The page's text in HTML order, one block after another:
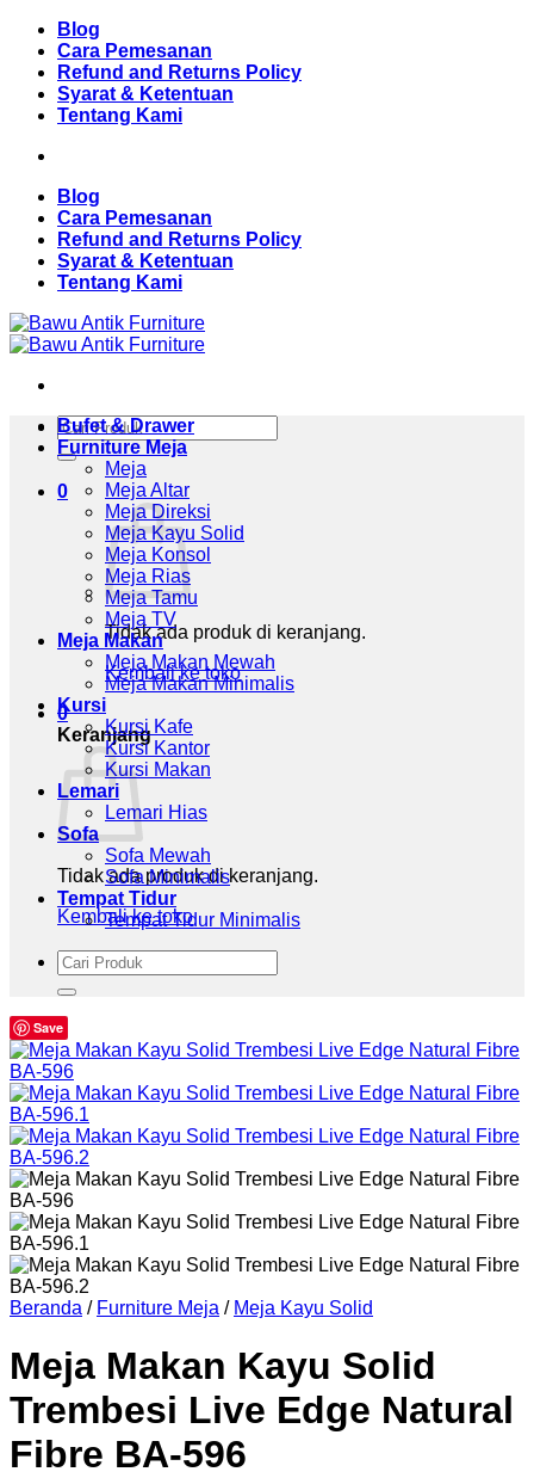
Skip
content
Blog
Cara Pemesanan
Refund and Returns Policy
Syarat & Ketentuan
Tentang Kami
Blog
Cara Pemesanan
Refund and Returns Policy
Syarat & Ketentuan
Tentang Kami
Pencarian
untuk:
0
Tidak ada produk di keranjang.
Kembali ke toko
0
Keranjang
Tidak ada produk di keranjang.
Kembali ke toko
Bufet & Drawer
Furniture Meja
Meja
Meja Altar
Meja Direksi
Meja Kayu Solid
Meja Konsol
Meja Rias
Meja Tamu
Meja TV
Meja Makan
Meja Makan Mewah
Meja Makan Minimalis
Kursi
Kursi Kafe
Kursi Kantor
Kursi Makan
Lemari
Lemari Hias
Sofa
Sofa Mewah
Sofa Minimalis
Tempat Tidur
Tempat Tidur Minimalis
Pencarian
untuk:
Save
Beranda / Furniture Meja / Meja Kayu Solid
Meja Makan Kayu Solid
Trembesi Live Edge Natural
Fibre BA-596